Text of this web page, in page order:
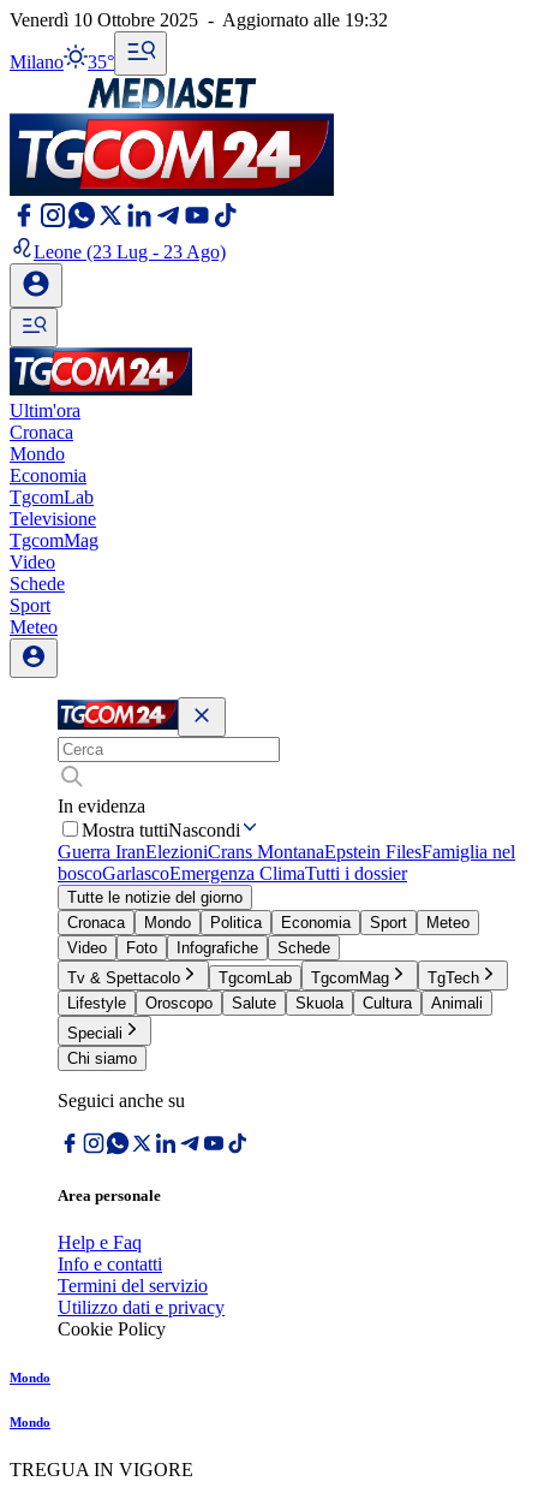
Venerdì 10 Ottobre 2025 - Aggiornato alle 19:32
Milano 35°
Leone (23 Lug - 23 Ago)
Ultim'ora
Cronaca
Mondo
Economia
TgcomLab
Televisione
TgcomMag
Video
Schede
Sport
Meteo
In evidenza
Mostra tuttiNascondi
Guerra IranElezioniCrans MontanaEpstein FilesFamiglia nel
boscoGarlascoEmergenza ClimaTutti i dossier
Tutte le notizie del giorno
Cronaca
Mondo Politica Economia Sport
Meteo
Video
Foto Infografiche
Schede
Tv & Spettacolo
TgcomLab TgcomMag
TgTech
Lifestyle
Oroscopo Salute Skuola Cultura
Animali
Speciali
Chi siamo
Seguici anche su
Area personale
Help e Faq
Info e contatti
Termini del servizio
Utilizzo dati e privacy
Cookie Policy
Mondo
Mondo
TREGUA IN VIGORE